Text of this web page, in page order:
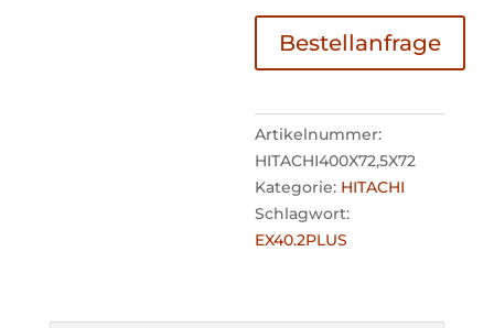
Bestellanfrage
Artikelnummer:
HITACHI400X72,5X72
Kategorie: HITACHI
Schlagwort:
EX40.2PLUS